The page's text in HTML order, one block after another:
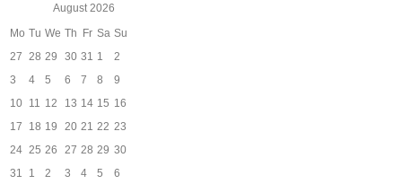
August 2026
Mo Tu We Th Fr Sa Su
27 28 29 30 31 1
2
3
4 5 6 7 8
9
10 11 12 13 14 15 16
17
18 19 20 21 22 23
24 25 26 27 28 29 30
31
1 2 3 4 5 6